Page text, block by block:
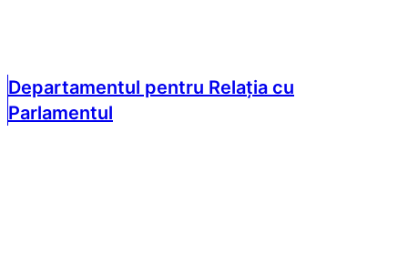
Departamentul pentru Relația cu
Parlamentul